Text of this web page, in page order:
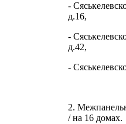
-
д.16,
-
д.42,
-
2.
/ на 16 домах.